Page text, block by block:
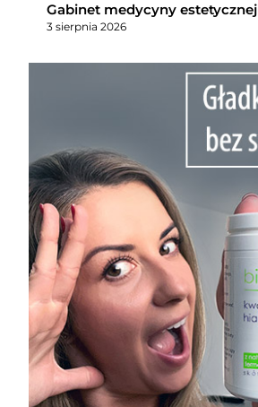
Gabinet medycyny estetycznej
3 sierpnia 2026